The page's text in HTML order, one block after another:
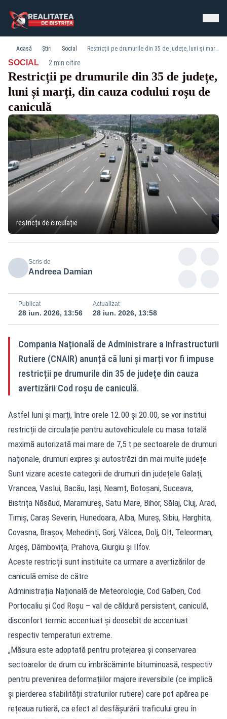
Acasă Știri Social Restricții pe drumurile din 35 de județe, luni și marți, din cauza codului roșu de caniculă
SOCIAL· 2 min citire
Restricții pe drumurile din 35 de județe,
luni și marți, din cauza codului roșu de
caniculă
restricții de circulație
Scris de
Andreea Damian
Publicat
28 iun. 2026, 13:56
Actualizat
28 iun. 2026, 13:58
Compania Națională de Administrare a Infrastructurii
Rutiere (CNAIR) anunță că luni și marți vor fi impuse
restricții pe drumurile din 35 de județe din cauza
avertizării Cod roșu de caniculă.
Astfel luni și marți, între orele 12.00 și 20.00, se vor institui
restricții de circulație pentru autovehiculele cu masa totală
maximă autorizată mai mare de 7,5 t pe sectoarele de drumuri
naționale, drumuri expres și autostrăzi din mai multe județe.
Sunt vizare aceste categorii de drumuri din județele Galați,
Vrancea, Vaslui, Bacău, Iași, Neamț, Botoșani, Suceava,
Bistrița Năsăud, Maramureș, Satu Mare, Bihor, Sălaj, Cluj, Arad,
Timiș, Caraș Severin, Hunedoara, Alba, Mureș, Sibiu, Harghita,
Covasna, Brașov, Mehedinți, Gorj, Vâlcea, Dolj, Olt, Teleorman,
Argeș, Dâmbovița, Prahova, Giurgiu și Ilfov.
Aceste restricții sunt instituite ca urmare a avertizărilor de
caniculă emise de către
Administrația Națională de Meteorologie, Cod Galben, Cod
Portocaliu și Cod Roșu – val de căldură persistent, caniculă,
disconfort termic accentuat și deosebit de accentuat
respectiv temperaturi extreme.
„Măsura este adoptată pentru protejarea și conservarea
sectoarelor de drum cu îmbrăcăminte bituminoasă, respectiv
pentru prevenirea deformațiilor majore ireversibile (ce implică
și pierderea stabilității straturilor rutiere) care pot apărea pe
rețeaua rutieră, ca efect al desfășurării traficului greu în